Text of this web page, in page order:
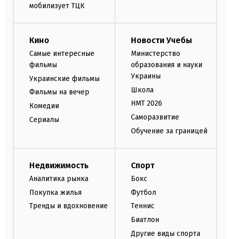
мобилизует ТЦК
Кино
Самые интересные
фильмы
Украинские фильмы
Фильмы на вечер
Комедии
Сериалы
Новости Учебы
Министерство
образования и науки
Украины
Школа
НМТ 2026
Саморазвитие
Обучение за границей
Недвижимость
Аналитика рынка
Покупка жилья
Тренды и вдохновение
Спорт
Бокс
Футбол
Теннис
Биатлон
Другие виды спорта